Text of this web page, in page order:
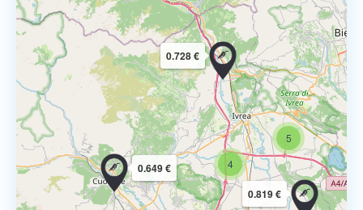
4
5
0.819 €
0.649 €
0.728 €